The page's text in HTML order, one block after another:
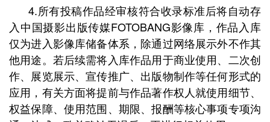
4.所有投稿作品经审核符合收录标准后将自动存
入中国摄影出版传媒FOTOBANG影像库，作品入库
仅为进入影像库储备体系，除通过网络展示外不作其
他用途。若后续需将入库作品用于商业使用、二次创
作、展览展示、宣传推广、出版物制作等任何形式的
应用，有关方面将提前与作品著作权人就使用细节、
权益保障、使用范围、期限、报酬等核心事项专项沟